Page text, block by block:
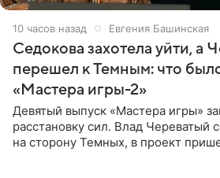
10 часов назад Евгения Башинская
Седокова захотела уйти, а
перешел к Темным: что
«Мастера игры-2»
Девятый выпуск «Мастера игры»
расстановку сил. Влад Череватый
на сторону Темных, в проект